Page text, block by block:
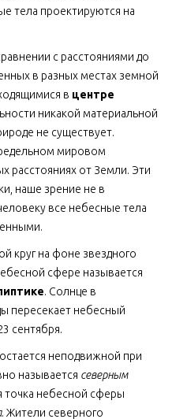
тела проектируются на
с расстояниями до
в разных местах земной
в центре
никакой материальной
не существует.
мировом
расстояниях от Земли. Эти
наше зрение не в
все небесные тела
круг на фоне звездного
сфере называется
. Солнце в
пересекает небесный
сентября.
неподвижной при
называется северным
небесной сферы
. Жители северного